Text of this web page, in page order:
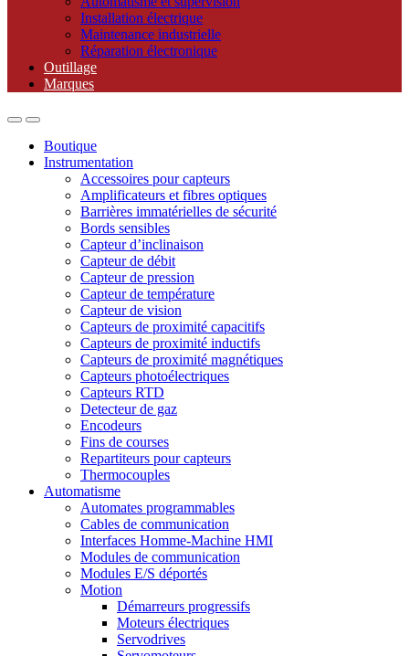
Installation électrique
Maintenance industrielle
Réparation électronique
Outillage
Marques
Boutique
Instrumentation
Accessoires pour capteurs
Amplificateurs et fibres optiques
Barrières immatérielles de sécurité
Bords sensibles
Capteur d’inclinaison
Capteur de débit
Capteur de pression
Capteur de température
Capteur de vision
Capteurs de proximité capacitifs
Capteurs de proximité inductifs
Capteurs de proximité magnétiques
Capteurs photoélectriques
Capteurs RTD
Detecteur de gaz
Encodeurs
Fins de courses
Repartiteurs pour capteurs
Thermocouples
Automatisme
Automates programmables
Cables de communication
Interfaces Homme-Machine HMI
Modules de communication
Modules E/S déportés
Motion
Démarreurs progressifs
Moteurs électriques
Servodrives